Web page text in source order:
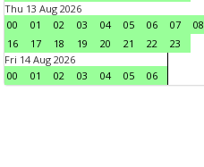
Thu 13 Aug 2026
00
01 02 03 04 05 06 07 08
16
17 18 19 20 21 22
23
Fri 14 Aug 2026
00
01 02 03 04 05 06